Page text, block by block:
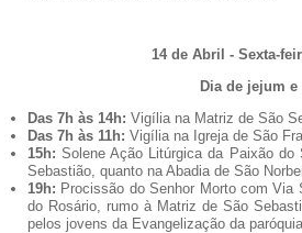
14 de Abril - Sexta-
Dia de jejum
Das 7h às 14h: Vigília na Matriz de São
Das 7h às 11h: Vigília na Igreja de São
15h: Solene Ação Litúrgica da Paixão
Sebastião, quanto na Abadia de São
19h: Procissão do Senhor Morto com Via
do Rosário, rumo à Matriz de São
pelos jovens da Evangelização da